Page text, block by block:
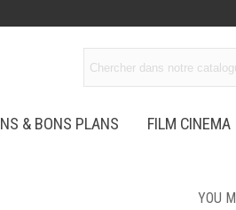
& BONS PLANS FILM CINEMA
YOU